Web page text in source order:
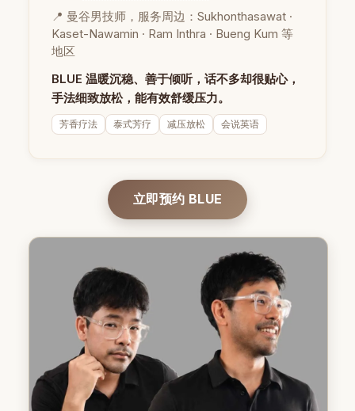
📍 曼谷男技师，服务周边：Sukhonthasawat ·
Kaset-Nawamin · Ram Inthra · Bueng Kum 等
地区
BLUE 温暖沉稳、善于倾听，话不多却很贴心，
手法细致放松，能有效舒缓压力。
芳香疗法 泰式芳疗 减压放松 会说英语
立即预约 BLUE